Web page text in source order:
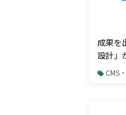
成果を
設計」
BtoB
CMS